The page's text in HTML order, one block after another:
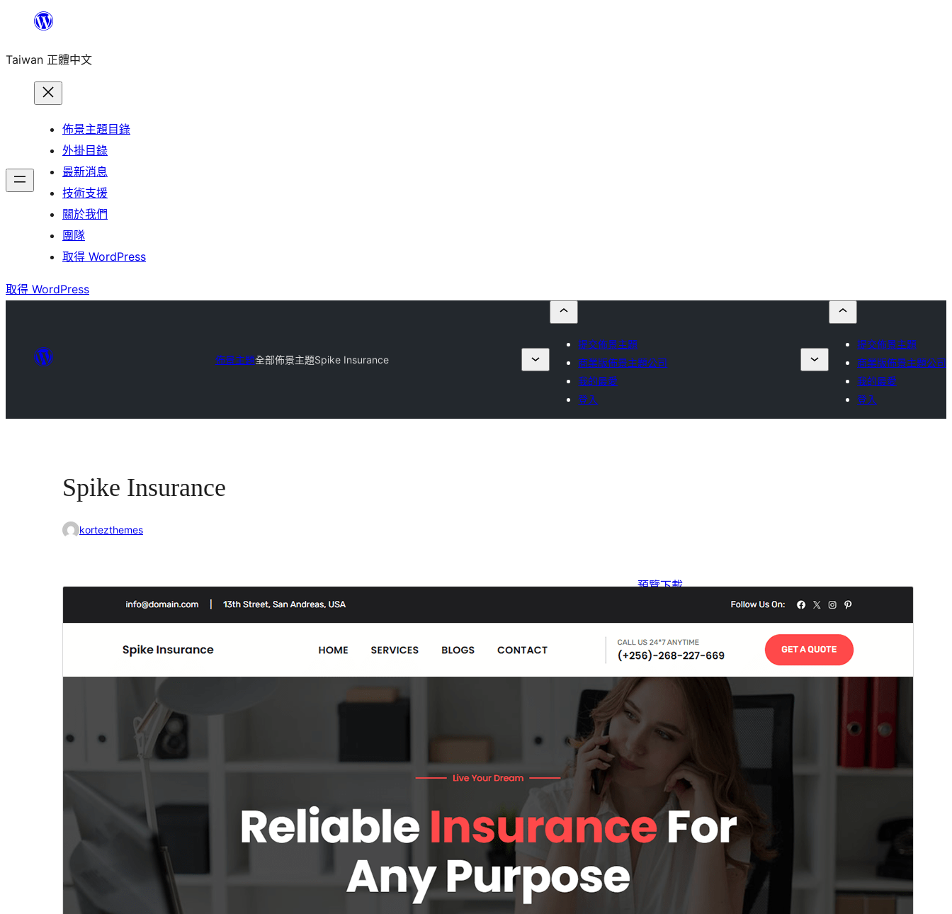
主
Taiwan 正體中文
佈景主題目錄
外掛目錄
最新消息
技術支援
關於我們
團隊
取得 WordPress
取得 WordPress
佈景主題全部佈景主題Spike Insurance
提交佈景主題
商業版佈景主題公司
我的最愛
登入
提交佈景主題
商業版佈景主題公司
我的最愛
登入
Spike Insurance
kortezthemes
預覽下載
啟用安裝數
WordPress 版本需求
PHP 版本需求